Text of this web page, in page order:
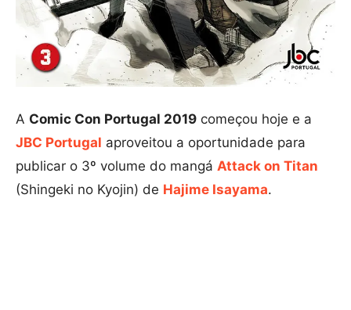
A Comic Con Portugal 2019 começou hoje e a
JBC Portugal aproveitou a oportunidade para
publicar o 3º volume do mangá Attack on Titan
(Shingeki no Kyojin) de Hajime Isayama.